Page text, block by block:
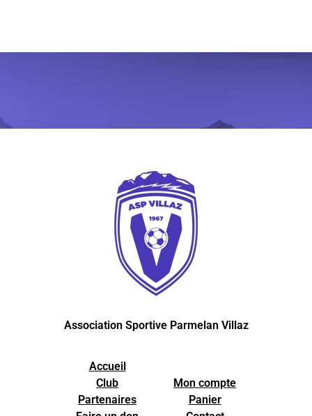
Association Sportive Parmelan Villaz
Accueil
Club
Partenaires
Mon compte
Panier